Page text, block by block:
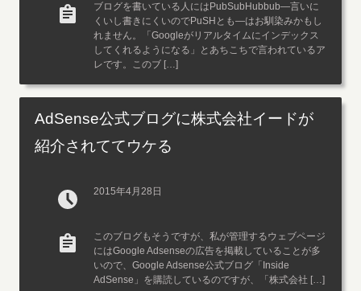
ブログを書いている人にはPubSubHubbub―言いに
くいし書きにくいのでPuSHとも―はお馴染みかもし
れません。「Googleがリアルタイムにインデックス
してくれるようになる」とあちこちで言われているア
レです。このブ […]
AdSense公式ブログに株式会社イードが
紹介されててウケる
2015年4月28日
このブログもそうですが、私が管理するウェブページ
にはGoogle Adsenseの広告を掲載していることが多
いので、Google Adsense公式ブログ「Inside
AdSense」を購読しているのですが、「株式会社 […]